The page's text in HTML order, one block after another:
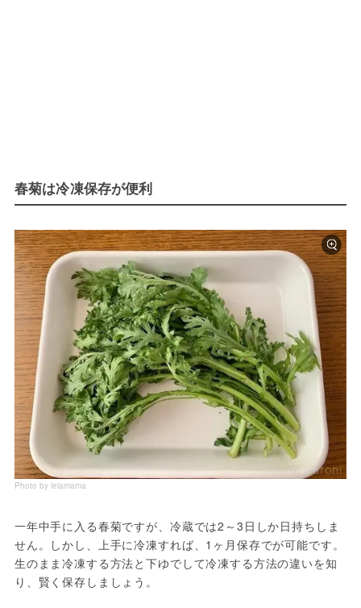
春菊は冷凍保存が便利
Photo by leiamama
一年中手に入る春菊ですが、冷蔵では2～3日しか日持ちしま
せん。しかし、上手に冷凍すれば、1ヶ月保存でが可能です。
生のまま冷凍する方法と下ゆでして冷凍する方法の違いを知
り、賢く保存しましょう。